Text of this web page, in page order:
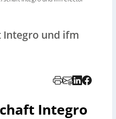
Integro und ifm
Integro